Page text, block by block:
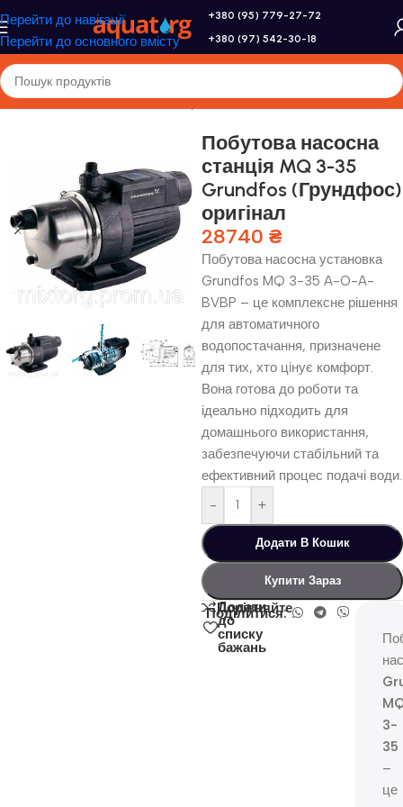
Перейти до навігації
Перейти до основного вмісту
+380 (95) 779-27-72
+380 (97) 542-30-18
Головна/Насоси/Насосні станції
Побутова насосна
станція MQ 3-35
Grundfos (Грундфос)
оригінал
28740 ₴
Побутова насосна установка
Grundfos MQ 3-35 A-O-A-
BVBP – це комплексне рішення
для автоматичного
водопостачання, призначене
для тих, хто цінує комфорт.
Вона готова до роботи та
ідеально підходить для
домашнього використання,
забезпечуючи стабільний та
ефективний процес подачі води.
-
+
Додати В Кошик
Купити Зараз
Порівняйте
Додати
до
списку
бажань
Поділитися:
3-
35
–
це